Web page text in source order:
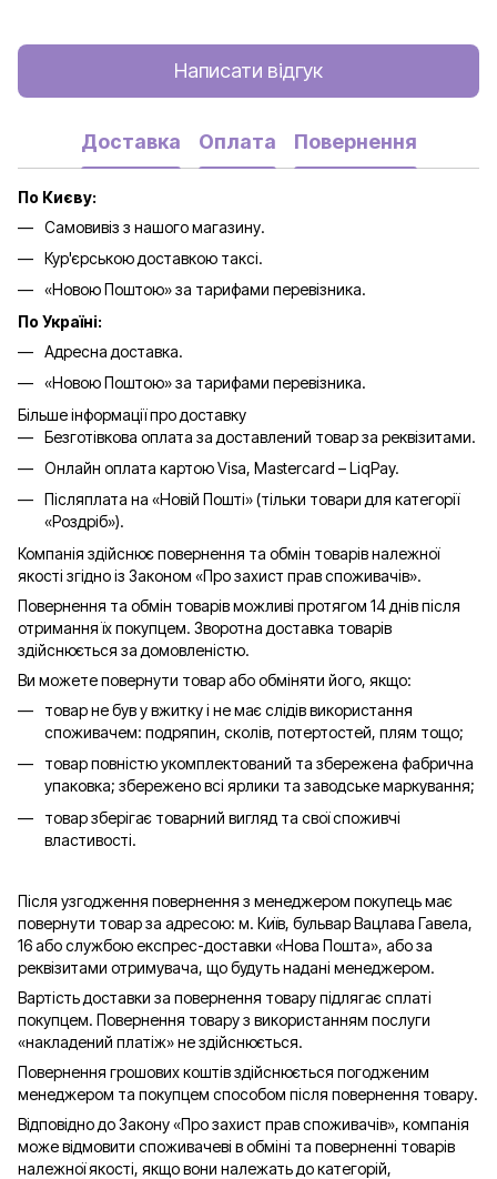
Написати відгук
Доставка Оплата Повернення
По Києву:
Самовивіз з нашого магазину.
Кур'єрською доставкою таксі.
«Новою Поштою» за тарифами перевізника.
По Україні:
Адресна доставка.
«Новою Поштою» за тарифами перевізника.
Більше інформації про доставку
Безготівкова оплата за доставлений товар за реквізитами.
Онлайн оплата картою Visa, Mastercard – LiqPay.
Післяплата на «Новій Пошті» (тільки товари для категорії
«Роздріб»).
Компанія здійснює повернення та обмін товарів належної
якості згідно із Законом «Про захист прав споживачів».
Повернення та обмін товарів можливі протягом 14 днів після
отримання їх покупцем. Зворотна доставка товарів
здійснюється за домовленістю.
Ви можете повернути товар або обміняти його, якщо:
товар не був у вжитку і не має слідів використання
споживачем: подряпин, сколів, потертостей, плям тощо;
товар повністю укомплектований та збережена фабрична
упаковка; збережено всі ярлики та заводське маркування;
товар зберігає товарний вигляд та свої споживчі
властивості.
Після узгодження повернення з менеджером покупець має
повернути товар за адресою: м. Київ, бульвар Вацлава Гавела,
16 або службою експрес-доставки «Нова Пошта», або за
реквізитами отримувача, що будуть надані менеджером.
Вартість доставки за повернення товару підлягає сплаті
покупцем. Повернення товару з використанням послуги
«накладений платіж» не здійснюється.
Повернення грошових коштів здійснюється погодженим
менеджером та покупцем способом після повернення товару.
Відповідно до Закону «Про захист прав споживачів», компанія
може відмовити споживачеві в обміні та поверненні товарів
належної якості, якщо вони належать до категорій,